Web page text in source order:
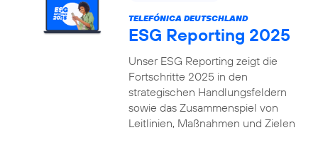
TELEFÓNICA DEUTSCHLAND
ESG Reporting 2025
Unser ESG Reporting zeigt die
Fortschritte 2025 in den
strategischen Handlungsfeldern
sowie das Zusammenspiel von
Leitlinien, Maßnahmen und Zielen